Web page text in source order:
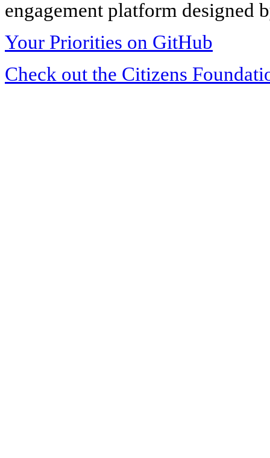
engagement platform designed
Your Priorities on GitHub
Check out the Citizens